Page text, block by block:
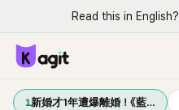
Read this in English?
1新婚才1年遭爆離婚！《藍…